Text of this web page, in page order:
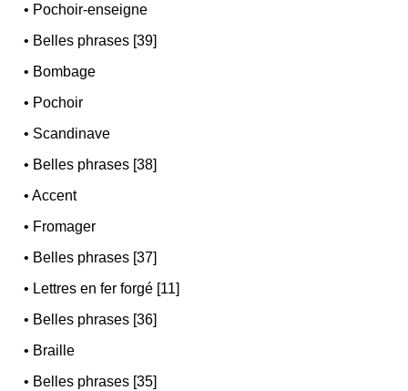
• Pochoir-enseigne
• Belles phrases [39]
• Bombage
• Pochoir
• Scandinave
• Belles phrases [38]
•Accent
• Fromager
• Belles phrases [37]
• Lettres en fer forgé [11]
• Belles phrases [36]
• Braille
• Belles phrases [35]